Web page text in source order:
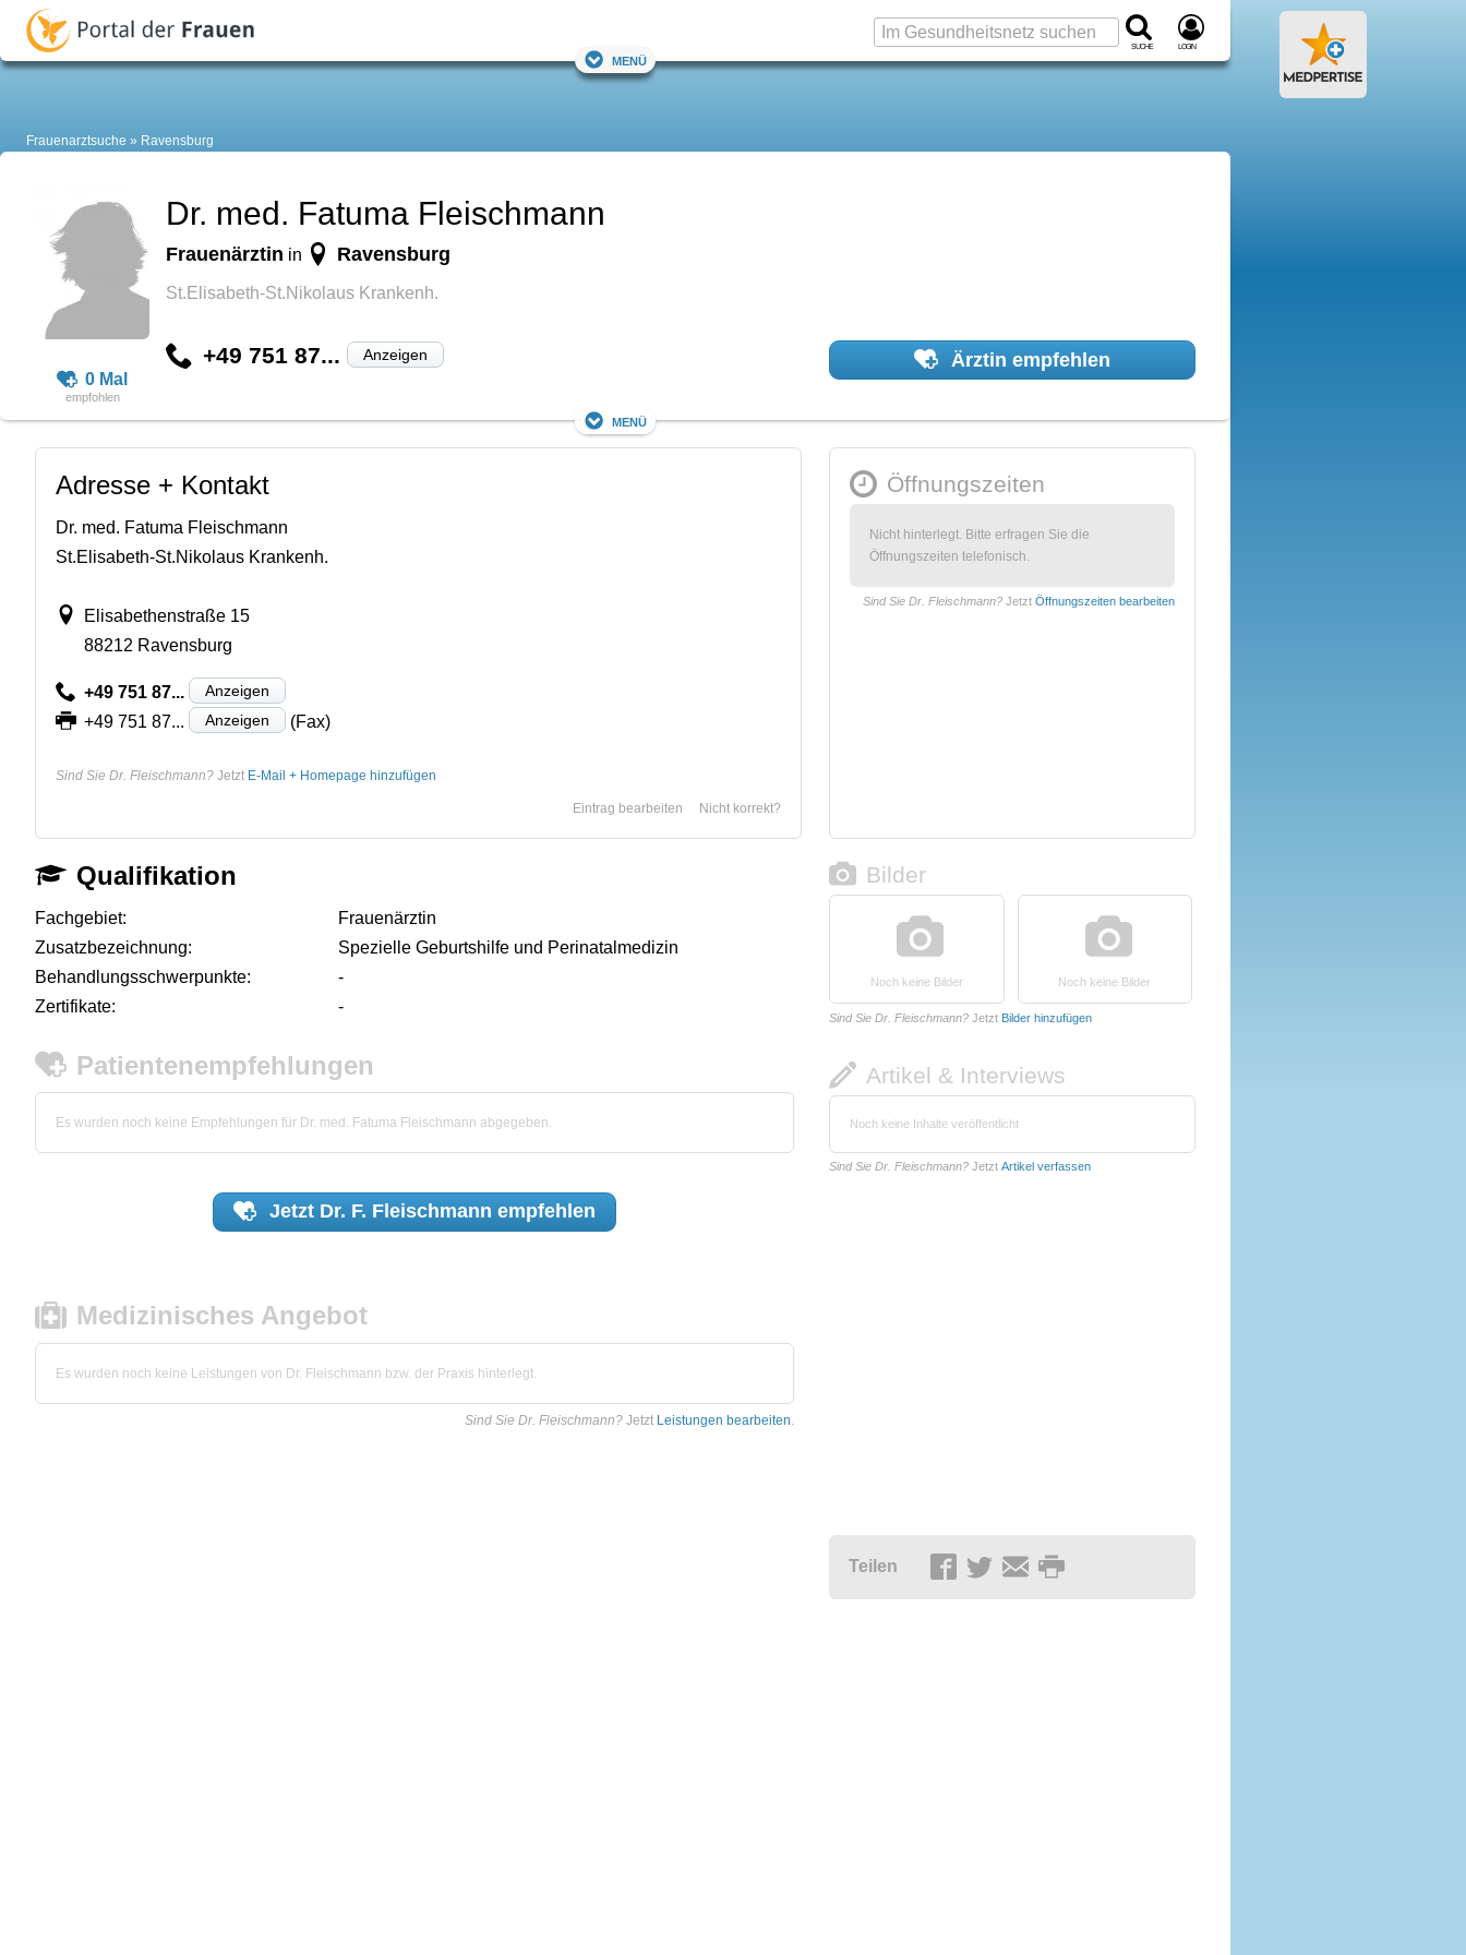
Suche Login
Menü
Frauenarztsuche Ravensburg
0 Mal
Dr. med. Fatuma Fleischmann
Frauenärztin in Ravensburg
St.Elisabeth-St.Nikolaus Krankenh.
+49 751 87... Anzeigen Ärztin empfehlen
Menü
Adresse + Kontakt
Dr. med. Fatuma Fleischmann
St.Elisabeth-St.Nikolaus Krankenh.
Elisabethenstraße 15
88212 Ravensburg
+49 751 87... Anzeigen
+49 751 87... Anzeigen (Fax)
Sind Sie Dr. Fleischmann? Jetzt E-Mail + Homepage hinzufügen
Nicht korrekt?
Eintrag bearbeiten
Öffnungszeiten
Nicht hinterlegt. Bitte erfragen Sie die
Öffnungszeiten telefonisch.
Sind Sie Dr. Fleischmann? Jetzt Öffnungszeiten bearbeiten
Qualifikation
Fachgebiet:
Frauenärztin
Zusatzbezeichnung:
Spezielle Geburtshilfe und Perinatalmedizin
Behandlungsschwerpunkte:
-
Zertifikate:
-
Patientenempfehlungen
Es wurden noch keine Empfehlungen für Dr. med. Fatuma Fleischmann abgegeben.
Jetzt Dr. F. Fleischmann empfehlen
Medizinisches Angebot
Es wurden noch keine Leistungen von Dr. Fleischmann bzw. der Praxis hinterlegt.
Sind Sie Dr. Fleischmann? Jetzt Leistungen bearbeiten.
Bilder
Noch keine Bilder Noch keine Bilder
Sind Sie Dr. Fleischmann? Jetzt Bilder hinzufügen
Artikel & Interviews
Noch keine Inhalte veröffentlicht
Sind Sie Dr. Fleischmann? Jetzt Artikel verfassen
Teilen